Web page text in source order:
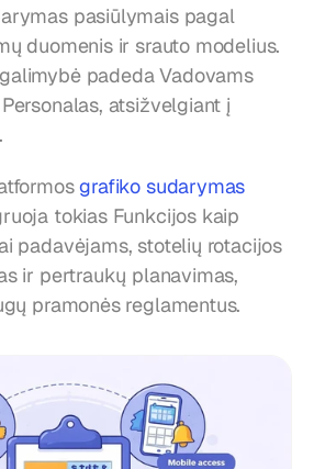
pasiūlymais pagal
duomenis ir srauto modelius.
padeda Vadovams
atsižvelgiant į
grafiko sudarymas
tokias Funkcijos kaip
padavėjams, stotelių rotacijos
ir pertraukų planavimas,
pramonės reglamentus.